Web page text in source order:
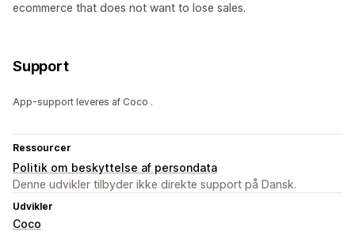
ecommerce that does not want to lose sales.
Support
App-support leveres af Coco .
Ressourcer
Politik om beskyttelse af persondata
Denne udvikler tilbyder ikke direkte support på Dansk.
Udvikler
Coco